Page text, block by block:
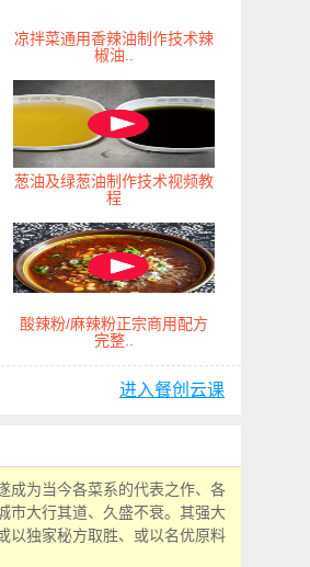
凉拌菜通用香辣油制作技术辣
椒油..
葱油及绿葱油制作技术视频教
程
酸辣粉/麻辣粉正宗商用配方
完整..
进入餐创云课
成为当今各菜系的代表之作、各
市大行其道、久盛不衰。其强大
以独家秘方取胜、或以名优原料